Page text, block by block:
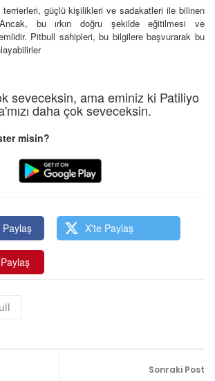
güçlü kişilikleri ve sadakatleri ile bilinen
bu ırkın doğru şekilde eğitilmesi ve
Pitbull sahipleri, bu bilgilere başvurarak bu
seveceksin, ama eminiz ki Patiliyo
daha çok seveceksin.
misin?
X'te Paylaş
Sonraki Post